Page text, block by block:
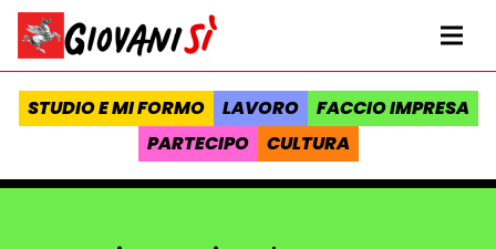
Vai al contenuto
Homepage Giovanisì - Progetto della Regione Toscana
STUDIO E MI FORMO LAVORO
FACCIO IMPRESA
PARTECIPO
CULTURA